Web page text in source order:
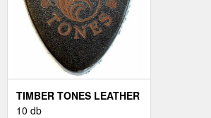
TIMBER TONES LEATHER
TONES BLACK LEATHER
10 db